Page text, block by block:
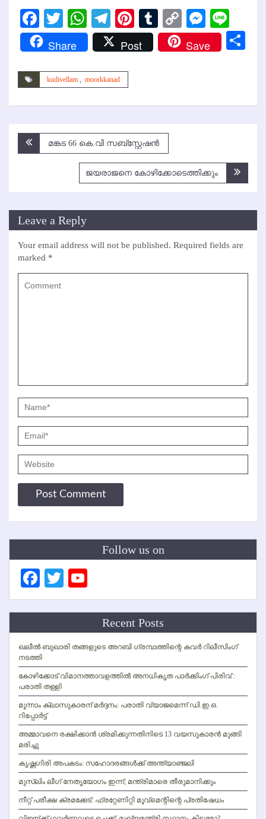
Facebook
TwitterWhatsApp
Telegram
Pinterest
Tumblr
Copy
Link
Share Post Save
kudivellam , moorkkanad
Post
navigation
മങ്കട 66 കെ.വി സബ്‌സ്റ്റേഷന്‍
ജയരാജനെ കോഴിക്കോടെത്തിക്കും
Leave a Reply
Your email address will not be published. Required fields are
marked *
Follow us on
Facebook
Twitter
Channel
Recent Posts
ഖലീല്‍ ബുഖാരി തങ്ങളുടെ അറബി ഗ്രന്ഥത്തിന്റെ കവര്‍ റിലീസിംഗ്
നടത്തി
കോഴിക്കോട് വിമാനത്താവളത്തില്‍ അനധികൃത പാര്‍ക്കിംഗ് പിരിവ് :
പരാതി തള്ളി
മൂന്നാം ക്ലാസുകാരന് മര്‍ദ്ദനം: പരാതി വ്യാജമെന്ന് ഡി.ഇ.ഒ.
റിപ്പോര്‍ട്ട്
അമ്മാവനെ രക്ഷിക്കാന്‍ ശ്രമിക്കുന്നതിനിടെ 13 വയസുകാരന്‍ മുങ്ങി
മരിച്ചു
കൃഷ്ണഗിരി അപകടം: സഹോദരങ്ങള്‍ക്ക് അന്ത്യാഞ്ജലി
മുസ്ലിം ലീഗ് നേതൃയോഗം ഇന്ന്; മന്ത്രിമാരെ തീരുമാനിക്കും
നീറ്റ് പരീക്ഷ ക്രമക്കേട്: ഫ്രറ്റേണിറ്റി മൂവ്‌മെന്റിന്റെ പ്രതിഷേധം